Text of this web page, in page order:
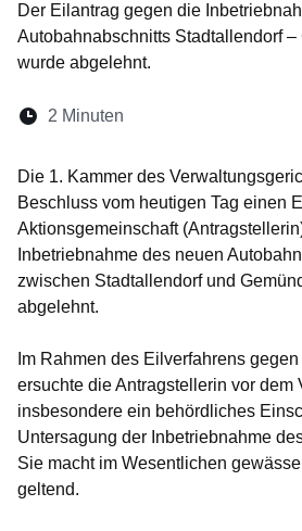
Der Eilantrag gegen die
Autobahnabschnitts Stadtallendorf –
wurde abgelehnt.
Lesedauer:
2 Minuten
Die 1. Kammer des
Beschluss vom heutigen Tag einen
Aktionsgemeinschaft
Inbetriebnahme des neuen
zwischen Stadtallendorf und
abgelehnt.
Im Rahmen des Eilverfahrens
ersuchte die Antragstellerin vor dem
insbesondere ein behördliches
Untersagung der Inbetriebnahme
Sie macht im Wesentlichen
geltend.